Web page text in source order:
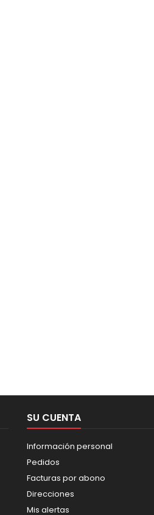
SU CUENTA
Información personal
Pedidos
Facturas por abono
Direcciones
Mis alertas